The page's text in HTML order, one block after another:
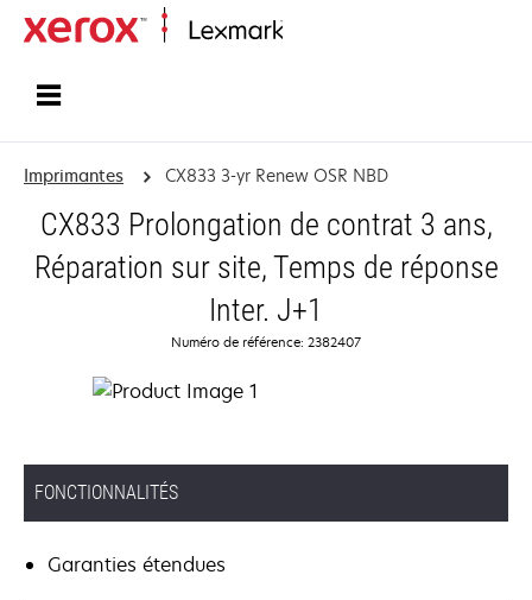
Imprimantes CX833 3-yr Renew OSR NBD
CX833 Prolongation de contrat 3 ans,
Réparation sur site, Temps de réponse
Inter. J+1
Numéro de référence: 2382407
FONCTIONNALITÉS
Garanties étendues